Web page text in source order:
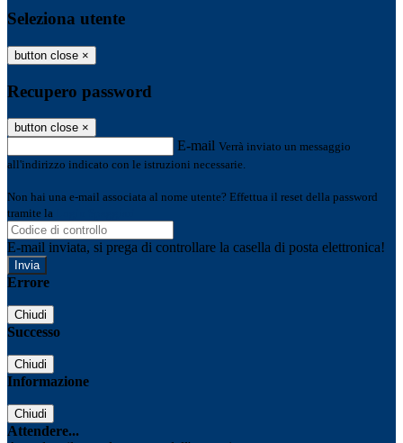
Seleziona utente
button close ×
Recupero password
button close ×
E-mail Verrà inviato un messaggio
all'indirizzo indicato con le istruzioni necessarie.
Non hai una e-mail associata al nome utente? Effettua il reset della password
tramite la
E-mail inviata, si prega di controllare la casella di posta elettronica!
Errore
Chiudi
Successo
Chiudi
Informazione
Chiudi
Attendere...